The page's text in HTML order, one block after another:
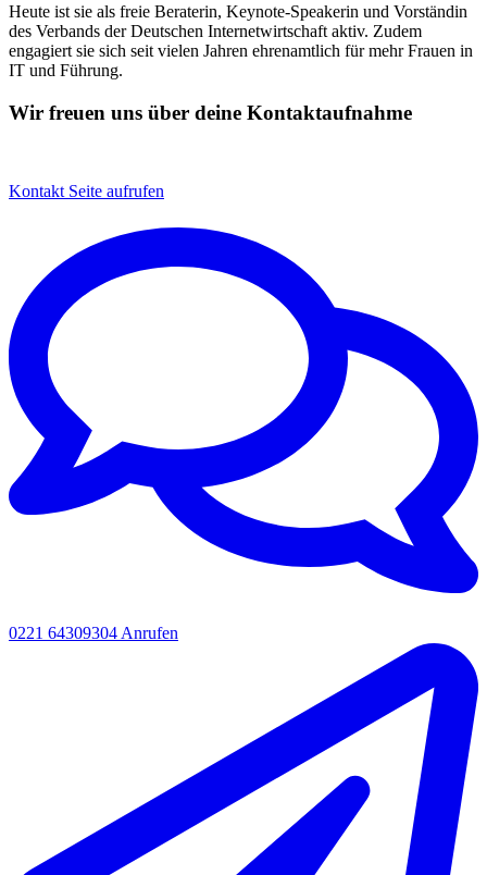
Heute ist sie als freie Beraterin, Keynote-Speakerin und Vorständin
des Verbands der Deutschen Internetwirtschaft aktiv. Zudem
engagiert sie sich seit vielen Jahren ehrenamtlich für mehr Frauen in
IT und Führung.
Wir freuen uns über deine Kontaktaufnahme
Kontakt Seite aufrufen
0221 64309304 Anrufen